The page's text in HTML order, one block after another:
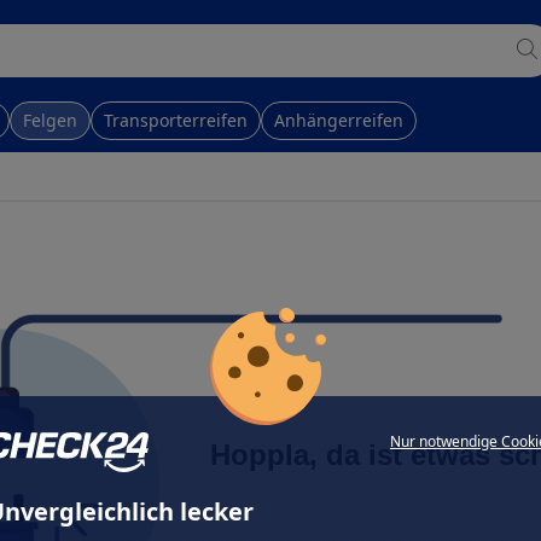
Nur notwendige
lecker
Felgen Transporterreifen Anhängerreifen
Hoppla, da ist etwas